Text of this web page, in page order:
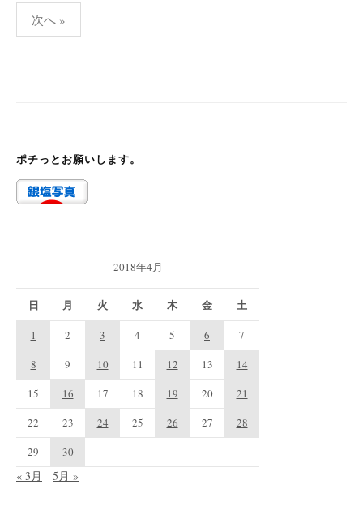
投
稿
送
り
次へ »
ポチっとお願いします。
2018年4月
日 月 火 水 木 金 土
1 2 3 4 5 6
7
8
9 10 11 12 13
14
15
16 17 18 19 20
21
22
23 24 25 26 27
28
29
30
« 3月 5月 »